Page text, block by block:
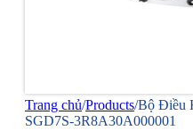
Trang chủ/Products/Bộ Điều
SGD7S-3R8A30A000001